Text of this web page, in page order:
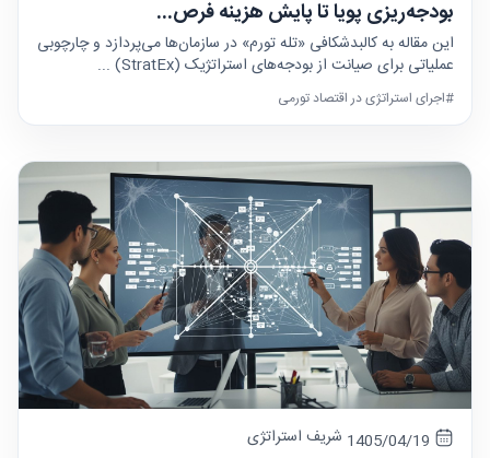
بودجه‌ریزی پویا تا پایش هزینه فرص...
این مقاله به کالبدشکافی «تله تورم» در سازمان‌ها می‌پردازد و چارچوبی
عملیاتی برای صیانت از بودجه‌های استراتژیک (StratEx) ...
#اجرای استراتژی در اقتصاد تورمی
شریف استراتژی